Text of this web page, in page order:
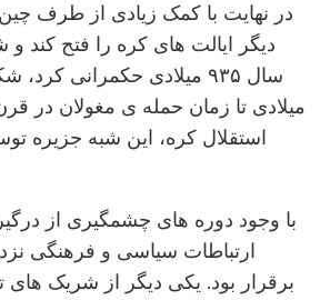
در نهایت با کمک زیادی از طرف
دیگر ایالت های کره را فتح کند و
استقلال کره، این شبه جزیره
با وجود دوره های چشمگیری از
ارتباطات سیاسی و فرهنگی
برقرار بود. یکی دیگر از شریک های